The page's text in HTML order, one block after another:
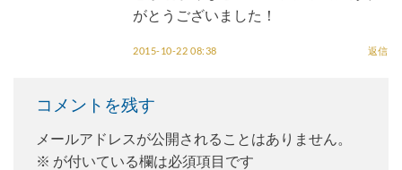
がとうございました！
2015-10-22 08:38 返信
コメントを残す
メールアドレスが公開されることはありません。
※ が付いている欄は必須項目です